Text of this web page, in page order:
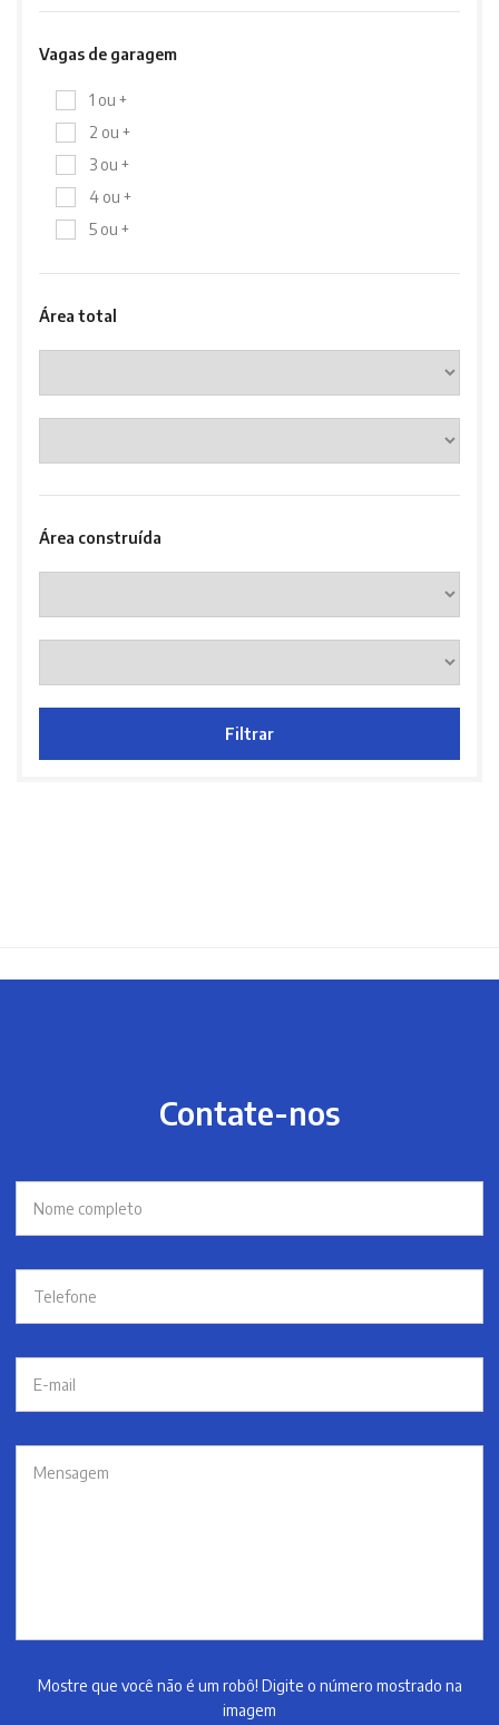
Vagas de garagem
1 ou +
2 ou +
3 ou +
4 ou +
5 ou +
Área total
Área construída
Filtrar
Contate-nos
Mostre que você não é um robô! Digite o número mostrado na
imagem